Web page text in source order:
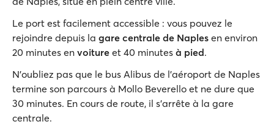
Le port est facilement accessible : vous pouvez le
rejoindre depuis la gare centrale de Naples en environ
20 minutes en voiture et 40 minutes à pied.
N'oubliez pas que le bus Alibus de l'aéroport de Naples
termine son parcours à Mollo Beverello et ne dure que
30 minutes. En cours de route, il s'arrête à la gare
centrale.